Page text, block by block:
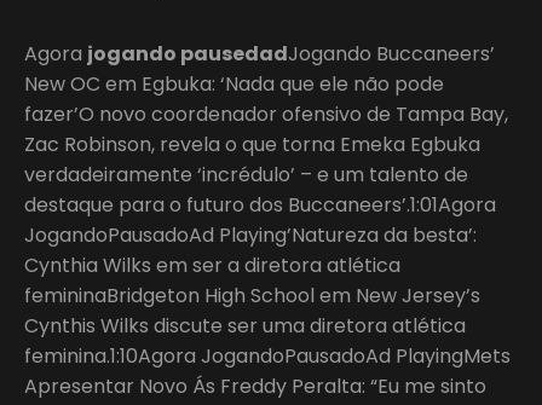
Agora jogando pausedadJogando Buccaneers’
New OC em Egbuka: ‘Nada que ele não pode
fazer’O novo coordenador ofensivo de Tampa Bay,
Zac Robinson, revela o que torna Emeka Egbuka
verdadeiramente ‘incrédulo’ – e um talento de
destaque para o futuro dos Buccaneers’.1:01Agora
JogandoPausadoAd Playing’Natureza da besta’:
Cynthia Wilks em ser a diretora atlética
femininaBridgeton High School em New Jersey’s
Cynthis Wilks discute ser uma diretora atlética
feminina.1:10Agora JogandoPausadoAd PlayingMets
Apresentar Novo Ás Freddy Peralta: “Eu me sinto